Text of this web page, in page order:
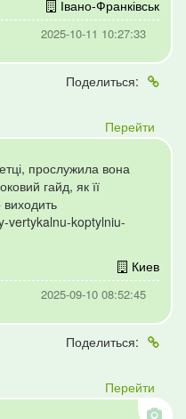
Івано-Франківськ
2025-10-11 10:27:33
Поделиться:
Перейти
прослужила вона
гайд, як її
vertykalnu-koptylniu-
Киев
2025-09-10 08:52:45
Поделиться:
Перейти